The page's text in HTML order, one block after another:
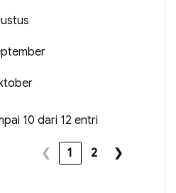
10 dari 12 entri
❮ 1 2 ❯